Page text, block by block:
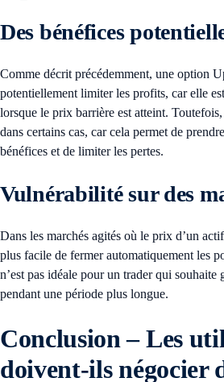
Des bénéfices
Comme décrit précédemment, une option
potentiellement limiter les profits, car elle
lorsque le prix barrière est atteint.
dans certains cas, car cela permet de
bénéfices et de limiter les pertes.
Vulnérabilité sur des
Dans les marchés agités où le prix d’un
plus facile de fermer automatiquement les
n’est pas idéale pour un trader qui souhaite
pendant une période plus longue.
Conclusion– Les
doivent-ils négocier